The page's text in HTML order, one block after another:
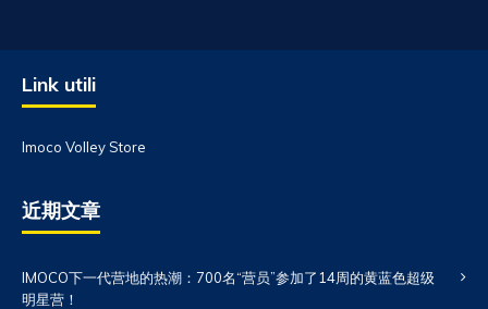
Link utili
Imoco Volley Store
近期文章
IMOCO下一代营地的热潮：700名“营员”参加了14周的黄蓝色超级
明星营！